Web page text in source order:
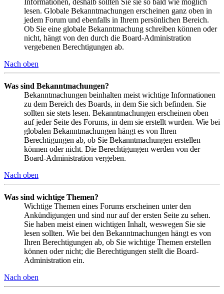
lesen. Globale Bekanntmachungen erscheinen ganz oben in
jedem Forum und ebenfalls in Ihrem persönlichen Bereich.
Ob Sie eine globale Bekanntmachung schreiben können oder
nicht, hängt von den durch die Board-Administration
vergebenen Berechtigungen ab.
Nach oben
Was sind Bekanntmachungen?
Bekanntmachungen beinhalten meist wichtige Informationen
zu dem Bereich des Boards, in dem Sie sich befinden. Sie
sollten sie stets lesen. Bekanntmachungen erscheinen oben
auf jeder Seite des Forums, in dem sie erstellt wurden. Wie bei
globalen Bekanntmachungen hängt es von Ihren
Berechtigungen ab, ob Sie Bekanntmachungen erstellen
können oder nicht. Die Berechtigungen werden von der
Board-Administration vergeben.
Nach oben
Was sind wichtige Themen?
Wichtige Themen eines Forums erscheinen unter den
Ankündigungen und sind nur auf der ersten Seite zu sehen.
Sie haben meist einen wichtigen Inhalt, weswegen Sie sie
lesen sollten. Wie bei den Bekanntmachungen hängt es von
Ihren Berechtigungen ab, ob Sie wichtige Themen erstellen
können oder nicht; die Berechtigungen stellt die Board-
Administration ein.
Nach oben